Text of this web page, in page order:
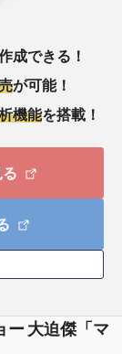
成できる！
が可能！
機能を搭載！
ー 大迫傑「マ